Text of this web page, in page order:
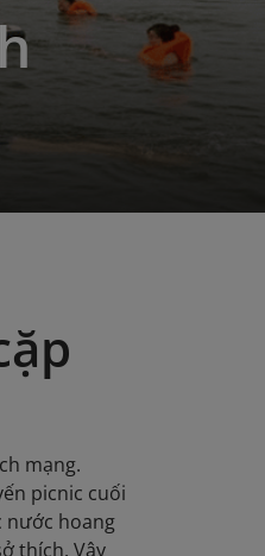
mạng.
picnic cuối
nước hoang
thích. Vậy